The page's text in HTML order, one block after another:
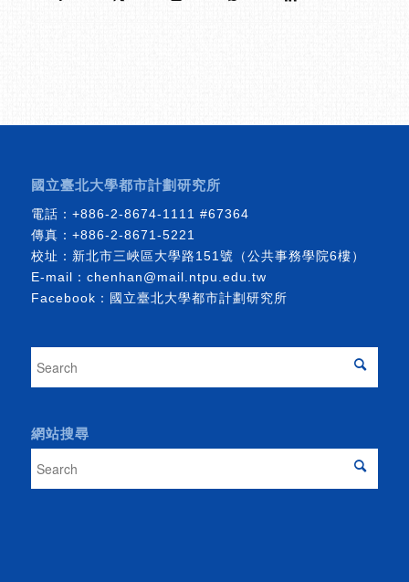
國立臺北大學都市計劃研究所
電話： +886-2-8674-1111 #67364
傳真：+886-2-8671-5221
校址：新北市三峽區大學路151號（公共事務學院6樓）
E-mail： chenhan@mail.ntpu.edu.tw
Facebook： 國立臺北大學都市計劃研究所
網站搜尋